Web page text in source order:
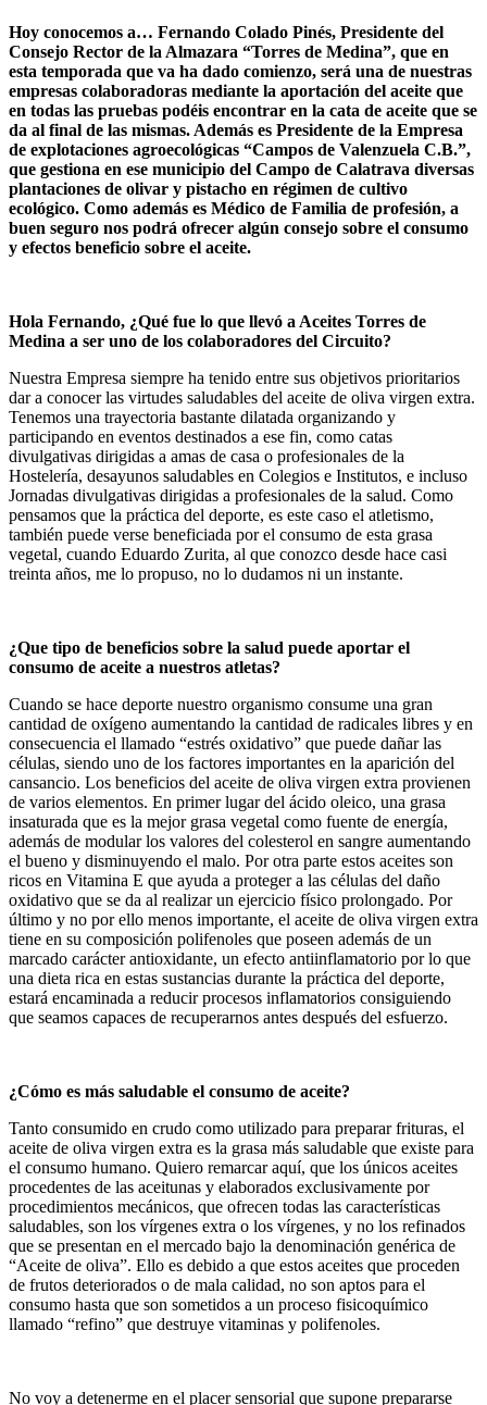
Hoy conocemos a… Fernando Colado Pinés, Presidente del
Consejo Rector de la Almazara “Torres de Medina”, que en
esta temporada que va ha dado comienzo, será una de nuestras
empresas colaboradoras mediante la aportación del aceite que
en todas las pruebas podéis encontrar en la cata de aceite que se
da al final de las mismas. Además es Presidente de la Empresa
de explotaciones agroecológicas “Campos de Valenzuela C.B.”,
que gestiona en ese municipio del Campo de Calatrava diversas
plantaciones de olivar y pistacho en régimen de cultivo
ecológico. Como además es Médico de Familia de profesión, a
buen seguro nos podrá ofrecer algún consejo sobre el consumo
y efectos beneficio sobre el aceite.
Hola Fernando, ¿Qué fue lo que llevó a Aceites Torres de
Medina a ser uno de los colaboradores del Circuito?
Nuestra Empresa siempre ha tenido entre sus objetivos prioritarios
dar a conocer las virtudes saludables del aceite de oliva virgen extra.
Tenemos una trayectoria bastante dilatada organizando y
participando en eventos destinados a ese fin, como catas
divulgativas dirigidas a amas de casa o profesionales de la
Hostelería, desayunos saludables en Colegios e Institutos, e incluso
Jornadas divulgativas dirigidas a profesionales de la salud. Como
pensamos que la práctica del deporte, es este caso el atletismo,
también puede verse beneficiada por el consumo de esta grasa
vegetal, cuando Eduardo Zurita, al que conozco desde hace casi
treinta años, me lo propuso, no lo dudamos ni un instante.
¿Que tipo de beneficios sobre la salud puede aportar el
consumo de aceite a nuestros atletas?
Cuando se hace deporte nuestro organismo consume una gran
cantidad de oxígeno aumentando la cantidad de radicales libres y en
consecuencia el llamado “estrés oxidativo” que puede dañar las
células, siendo uno de los factores importantes en la aparición del
cansancio. Los beneficios del aceite de oliva virgen extra provienen
de varios elementos. En primer lugar del ácido oleico, una grasa
insaturada que es la mejor grasa vegetal como fuente de energía,
además de modular los valores del colesterol en sangre aumentando
el bueno y disminuyendo el malo. Por otra parte estos aceites son
ricos en Vitamina E que ayuda a proteger a las células del daño
oxidativo que se da al realizar un ejercicio físico prolongado. Por
último y no por ello menos importante, el aceite de oliva virgen extra
tiene en su composición polifenoles que poseen además de un
marcado carácter antioxidante, un efecto antiinflamatorio por lo que
una dieta rica en estas sustancias durante la práctica del deporte,
estará encaminada a reducir procesos inflamatorios consiguiendo
que seamos capaces de recuperarnos antes después del esfuerzo.
¿Cómo es más saludable el consumo de aceite?
Tanto consumido en crudo como utilizado para preparar frituras, el
aceite de oliva virgen extra es la grasa más saludable que existe para
el consumo humano. Quiero remarcar aquí, que los únicos aceites
procedentes de las aceitunas y elaborados exclusivamente por
procedimientos mecánicos, que ofrecen todas las características
saludables, son los vírgenes extra o los vírgenes, y no los refinados
que se presentan en el mercado bajo la denominación genérica de
“Aceite de oliva”. Ello es debido a que estos aceites que proceden
de frutos deteriorados o de mala calidad, no son aptos para el
consumo hasta que son sometidos a un proceso fisicoquímico
llamado “refino” que destruye vitaminas y polifenoles.
No voy a detenerme en el placer sensorial que supone prepararse